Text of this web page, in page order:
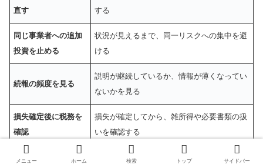
直す
する
同じ事業者への追加
投資を止める
状況が見えるまで、同一リスクへの集中を避
ける
続報の頻度を見る
説明が継続しているか、情報が薄くなってい
ないかを見る
損失確定後に税務を
確認
損失が確定してから、雑所得や必要書類の扱
いを確認する
メニュー ホーム 検索 トップ サイドバー